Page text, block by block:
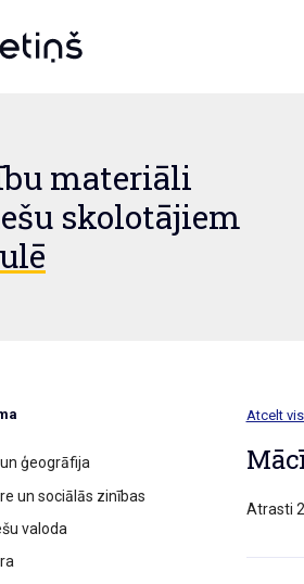
materiāli
skolotājiem
ģeogrāfija
un sociālās zinības
valoda
Atcelt
Atrasti